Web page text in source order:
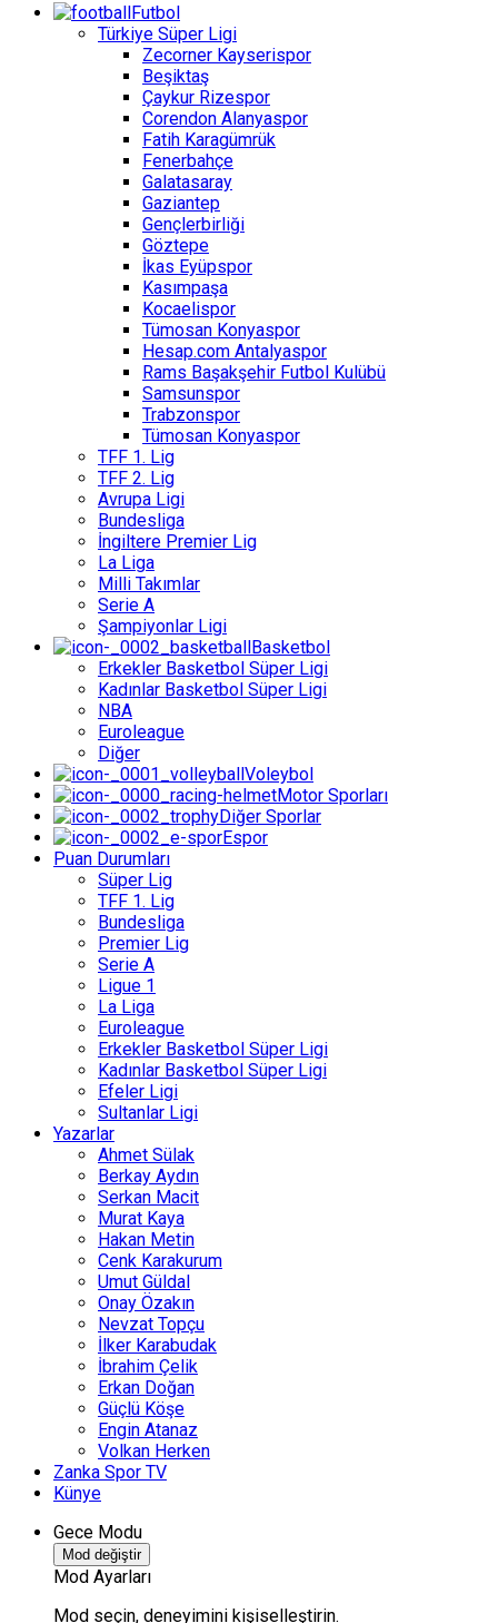
Futbol
Türkiye Süper Ligi
Zecorner Kayserispor
Beşiktaş
Çaykur Rizespor
Corendon Alanyaspor
Fatih Karagümrük
Fenerbahçe
Galatasaray
Gaziantep
Gençlerbirliği
Göztepe
İkas Eyüpspor
Kasımpaşa
Kocaelispor
Tümosan Konyaspor
Hesap.com Antalyaspor
Rams Başakşehir Futbol Kulübü
Samsunspor
Trabzonspor
Tümosan Konyaspor
TFF 1. Lig
TFF 2. Lig
Avrupa Ligi
Bundesliga
İngiltere Premier Lig
La Liga
Milli Takımlar
Serie A
Şampiyonlar Ligi
Basketbol
Erkekler Basketbol Süper Ligi
Kadınlar Basketbol Süper Ligi
NBA
Euroleague
Diğer
Voleybol
Motor Sporları
Diğer Sporlar
Espor
Puan Durumları
Süper Lig
TFF 1. Lig
Bundesliga
Premier Lig
Serie A
Ligue 1
La Liga
Euroleague
Erkekler Basketbol Süper Ligi
Kadınlar Basketbol Süper Ligi
Efeler Ligi
Sultanlar Ligi
Yazarlar
Ahmet Sülak
Berkay Aydın
Serkan Macit
Murat Kaya
Hakan Metin
Cenk Karakurum
Umut Güldal
Onay Özakın
Nevzat Topçu
İlker Karabudak
İbrahim Çelik
Erkan Doğan
Güçlü Köşe
Engin Atanaz
Volkan Herken
Zanka Spor TV
Künye
Gece Modu
Mod değiştir
Mod Ayarları
Mod seçin, deneyimini kişiselleştirin.